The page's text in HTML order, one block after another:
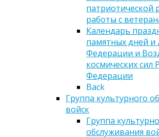
патриотической
работы с
Календарь
памятных дней и
Федерации и
космических сил
Федерации
Back
Группа культурного
войск
Группа
обслуживания